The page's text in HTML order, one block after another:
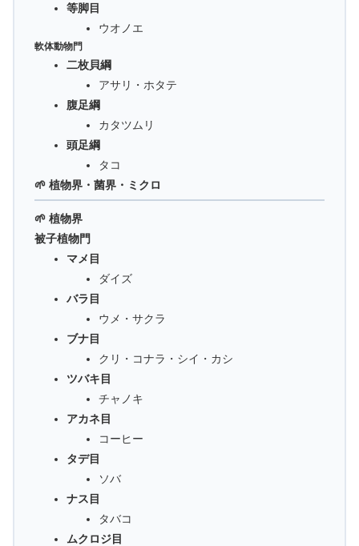
等脚目
ウオノエ
軟体動物門
二枚貝綱
アサリ・ホタテ
腹足綱
カタツムリ
頭足綱
タコ
🌱 植物界・菌界・ミクロ
🌱 植物界
被子植物門
マメ目
ダイズ
バラ目
ウメ・サクラ
ブナ目
クリ・コナラ・シイ・カシ
ツバキ目
チャノキ
アカネ目
コーヒー
タデ目
ソバ
ナス目
タバコ
ムクロジ目